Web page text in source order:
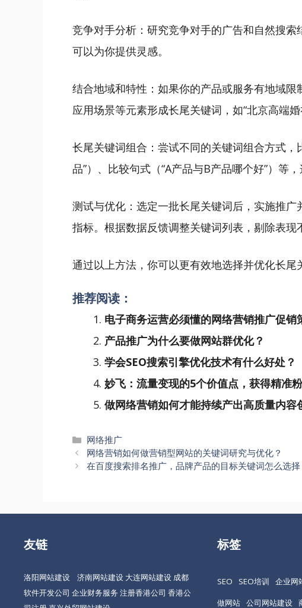
竞争对手分析：研究竞争对手的广告和自然搜
可以为你提供灵感。
结合地域和特性：如果你的产品或服务有地域限
应用场景等元素形成长尾关键词，如“北京高端婚
长尾关键词组合：尝试不同的关键词组合方式，
品”）、比较句式（“A产品与B产品哪个好”）等
测试与优化：选定一批长尾关键词后，实施推
指标。根据数据反馈调整关键词列表，剔除表现
通过以上方法，你可以更有效地选择并优化长尾
推荐阅读：
电子商务运营必须懂的网络营销推广促销
产品推广为什么要做网站群优化？
学会SEO搜索引擎优化技术有什么好处？
妙飞：流量变现的5个价值点，获得精准
做网络营销如何才能持续产出高质量内容
分
类
网络推广
文
章
网络营销如何做营销型网站的关键词研究与优化？
在百度搜索排名推广，品牌产品的目标关键词怎么选择
友链
洛阳网站建设 济南网站建设 大连网站建设 成都
软件开发公司 企业财务服务 注册香港公司 香港公
标签
SEO SEO培训 企业网
做网站 公司网站建设